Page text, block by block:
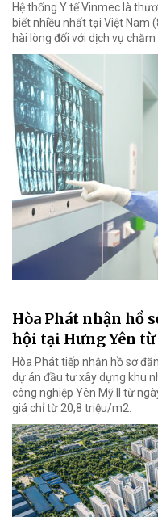
Hệ thống Y tế Vinmec là
biết nhiều nhất tại Việt Nam
hài lòng đối với dịch vụ
Hòa Phát nhận hồ
hội tại Hưng Yên
Hòa Phát tiếp nhận hồ sơ
dự án đầu tư xây dựng khu
công nghiệp Yên Mỹ II từ
giá chỉ từ 20,8 triệu/m2.